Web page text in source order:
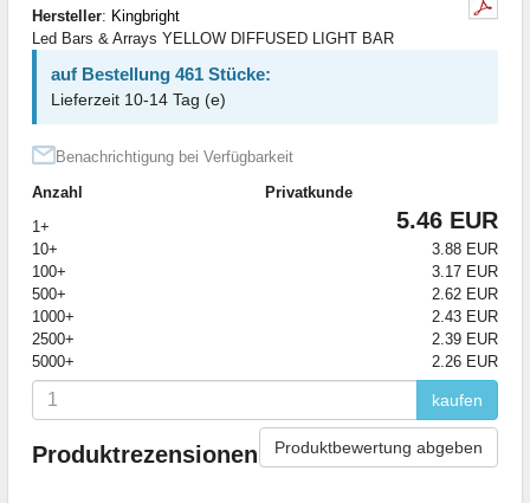
Hersteller: Kingbright
Led Bars & Arrays YELLOW DIFFUSED LIGHT BAR
auf Bestellung 461 Stücke:
Lieferzeit 10-14 Tag (e)
Benachrichtigung bei Verfügbarkeit
Anzahl
Privatkunde
1+
5.46 EUR
10+
3.88 EUR
100+
3.17 EUR
500+
2.62 EUR
1000+
2.43 EUR
2500+
2.39 EUR
5000+
2.26 EUR
kaufen
Produktrezensionen Produktbewertung abgeben